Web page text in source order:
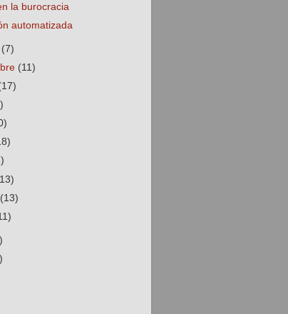
la burocracia
automatizada
(7)
(11)
(13)